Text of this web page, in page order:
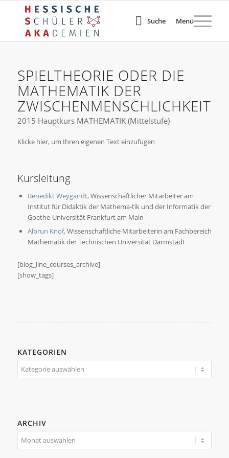
Suche Menü
SPIELTHEORIE ODER DIE
MATHEMATIK DER
ZWISCHENMENSCHLICHKEIT
2015 Hauptkurs MATHEMATIK (Mittelstufe)
Klicke hier, um Ihren eigenen Text einzufügen
Kursleitung
Benedikt Weygandt, Wissenschaftlicher Mitarbeiter am
Institut für Didaktik der Mathema-tik und der Informatik der
Goethe-Universität Frankfurt am Main
Albrun Knof, Wissenschaftliche Mitarbeiterin am Fachbereich
Mathematik der Technischen Universität Darmstadt
[blog_line_courses_archive]
[show_tags]
KATEGORIEN
Kategorien
ARCHIV